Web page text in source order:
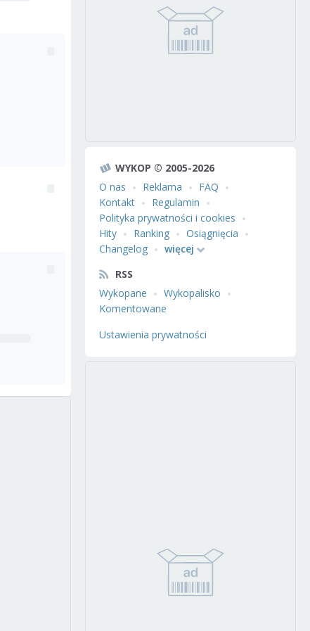
WYKOP © 2005-2026
O nas
Reklama
FAQ
Kontakt
Regulamin
Polityka prywatności i cookies
Hity
Ranking
Osiągnięcia
Changelog
więcej
RSS
Wykopane
Wykopalisko
Komentowane
Ustawienia prywatności